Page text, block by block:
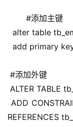
#添加主键
alter table
add primary
#添加外键
ALTER TABLE
ADD
REFERENCES